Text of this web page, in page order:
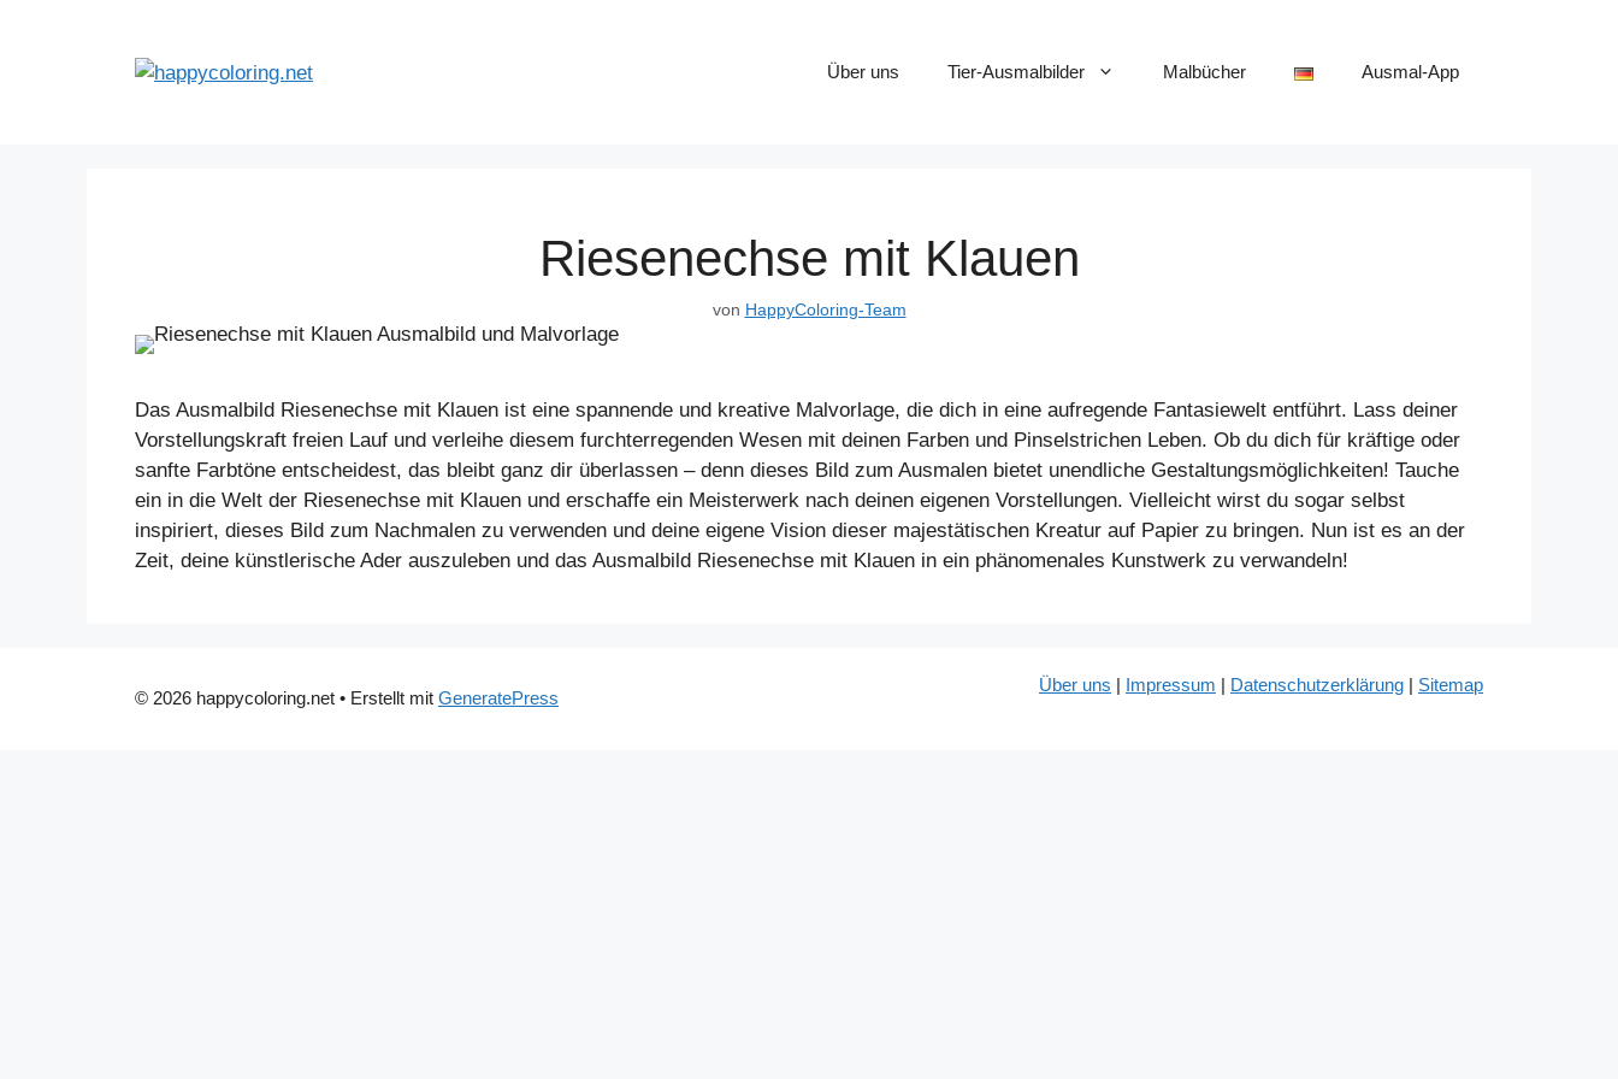
Über uns Tier-Ausmalbilder Malbücher Ausmal-App
Riesenechse mit Klauen
von HappyColoring-Team
Das Ausmalbild Riesenechse mit Klauen ist eine spannende und kreative Malvorlage, die dich in eine aufregende Fantasiewelt entführt. Lass deiner
Vorstellungskraft freien Lauf und verleihe diesem furchterregenden Wesen mit deinen Farben und Pinselstrichen Leben. Ob du dich für kräftige oder
sanfte Farbtöne entscheidest, das bleibt ganz dir überlassen – denn dieses Bild zum Ausmalen bietet unendliche Gestaltungsmöglichkeiten! Tauche
ein in die Welt der Riesenechse mit Klauen und erschaffe ein Meisterwerk nach deinen eigenen Vorstellungen. Vielleicht wirst du sogar selbst
inspiriert, dieses Bild zum Nachmalen zu verwenden und deine eigene Vision dieser majestätischen Kreatur auf Papier zu bringen. Nun ist es an der
Zeit, deine künstlerische Ader auszuleben und das Ausmalbild Riesenechse mit Klauen in ein phänomenales Kunstwerk zu verwandeln!
Über uns | Impressum | Datenschutzerklärung | Sitemap
© 2026 happycoloring.net • Erstellt mit GeneratePress